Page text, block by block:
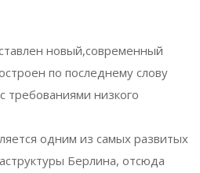
новый,современный
по последнему слову
требованиями низкого
одним из самых развитых
Берлина, отсюда